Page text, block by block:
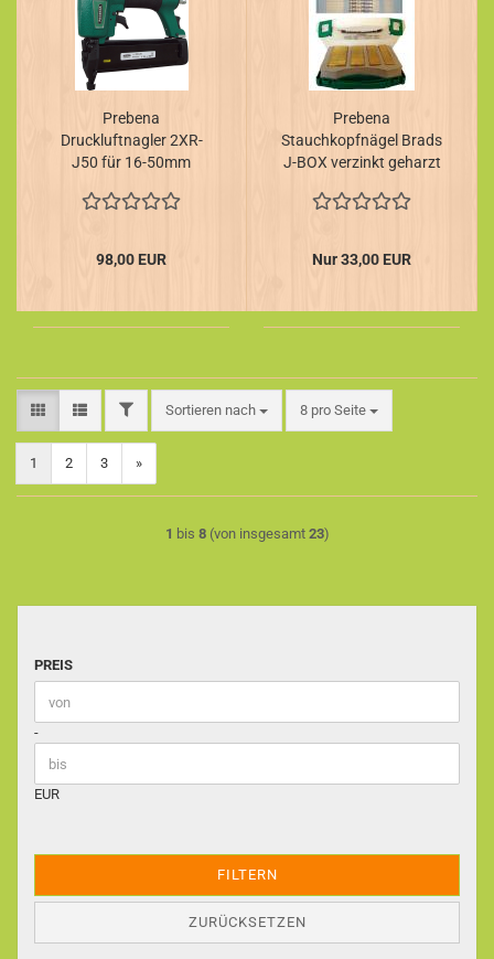
Prebena
Druckluftnagler 2XR-
J50 für 16-50mm
98,00 EUR
Prebena
Stauchkopfnägel Brads
J-BOX verzinkt geharzt
Nur 33,00 EUR
FILTERSortieren nach
Sortieren nach 8 pro Seite
pro Seite
1 2 3 »
1 bis 8(von insgesamt 23)
PREIS
PREIS
Preis bis
-
EUR
FILTERN
ZURÜCKSETZEN